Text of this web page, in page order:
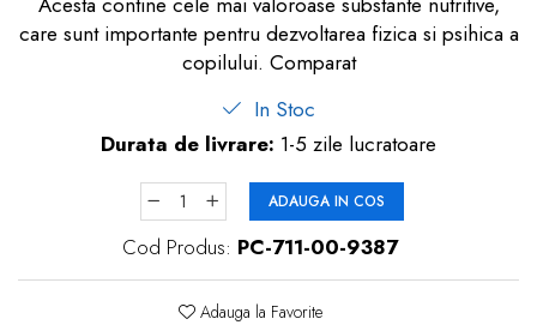
care sunt importante pentru dezvoltarea fizica si psihica a
copilului. Comparat
In Stoc
Durata de livrare: 1-5 zile lucratoare
ADAUGA IN COS
Cod Produs: PC-711-00-9387
Adauga la Favorite